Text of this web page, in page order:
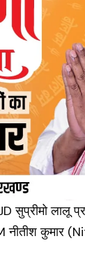
सुप्रीमो लालू
नीतीश कुमार